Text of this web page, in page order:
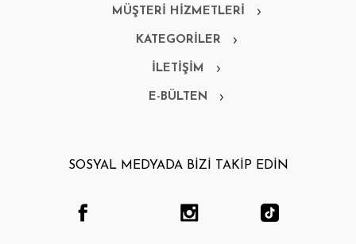
MÜŞTERİ HİZMETLERİ
KATEGORİLER
İLETİŞİM
E-BÜLTEN
SOSYAL MEDYADA BİZİ TAKİP EDİN